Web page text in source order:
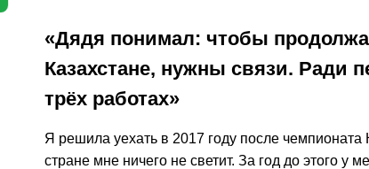
«Дядя понимал: чтобы
Казахстане, нужны связи. Ради
трёх работах»
Я решила уехать в 2017 году после чемпионата
стране мне ничего не светит. За год до этого у